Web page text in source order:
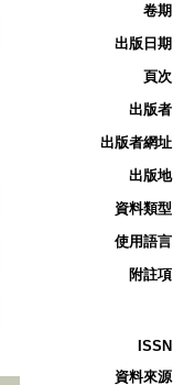
卷期
出版日期
頁次
出版者
出版者網址
出版地
資料類型
使用語言
附註項
ISSN
資料來源